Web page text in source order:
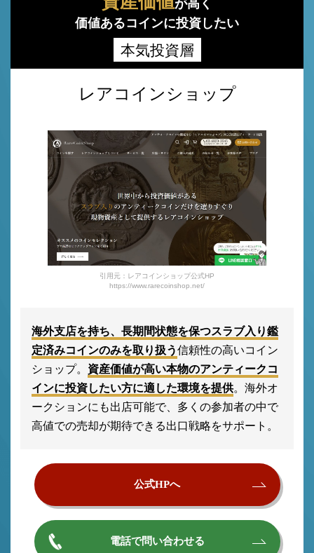
が高く
価値あるコインに投資したい
本気投資層
レアコインショップ
引用元：レアコインショップ公式HP
https://www.rarecoinshop.net/
海外支店を持ち、長期間状態を保つスラブ入り鑑
定済みコインのみを取り扱う信頼性の高いコイン
ショップ。 資産価値が高い本物のアンティークコ
インに投資したい方に適した環境を提供。海外オ
ークションにも出店可能で、多くの参加者の中で
高値での売却が期待できる出口戦略をサポート。
公式HPへ
電話で問い合わせる